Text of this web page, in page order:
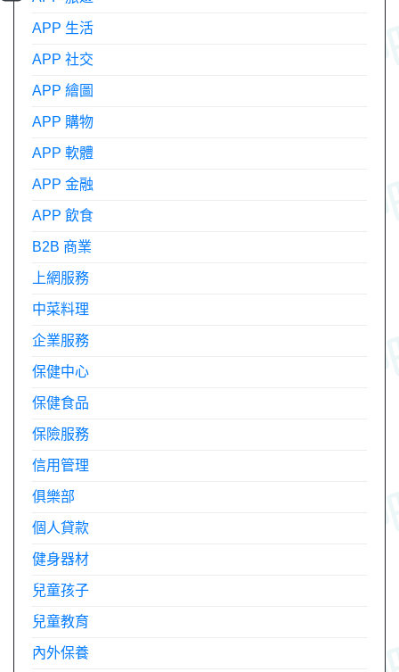
APP 生活
APP 社交
APP 繪圖
APP 購物
APP 軟體
APP 金融
APP 飲食
B2B 商業
上網服務
中菜料理
企業服務
保健中心
保健食品
保險服務
信用管理
俱樂部
個人貸款
健身器材
兒童孩子
兒童教育
內外保養